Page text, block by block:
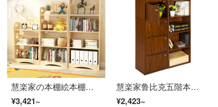
慧楽家の本棚絵本棚書斎四階建ての木の本の新聞棚が床に落ちています。棚が60幅あります。
¥3,421~
慧楽家鲁比克五階本棚セット本箱収納棚棚深紅チェリー木色FNAL-11135
¥2,423~